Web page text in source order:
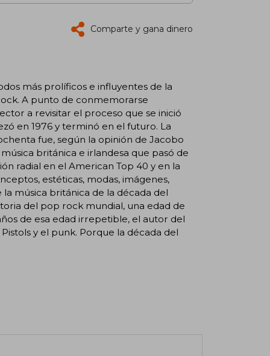
Comparte y gana dinero
más prolíficos e influyentes de la
A punto de conmemorarse
a revisitar el proceso que se inició
en 1976 y terminó en el futuro. La
fue, según la opinión de Jacobo
británica e irlandesa que pasó de
radial en el American Top 40 y en la
estéticas, modas, imágenes,
música británica de la década del
del pop rock mundial, una edad de
de esa edad irrepetible, el autor del
y el punk. Porque la década del